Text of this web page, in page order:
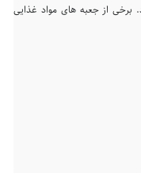
برخی از جعبه های مواد غذایی